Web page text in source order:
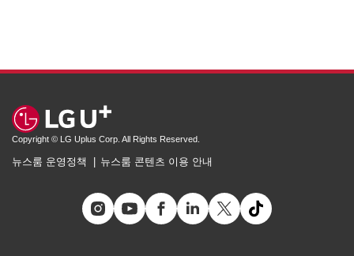
Copyright © LG Uplus Corp. All Rights Reserved.
뉴스룸 운영정책 뉴스룸 콘텐츠 이용 안내